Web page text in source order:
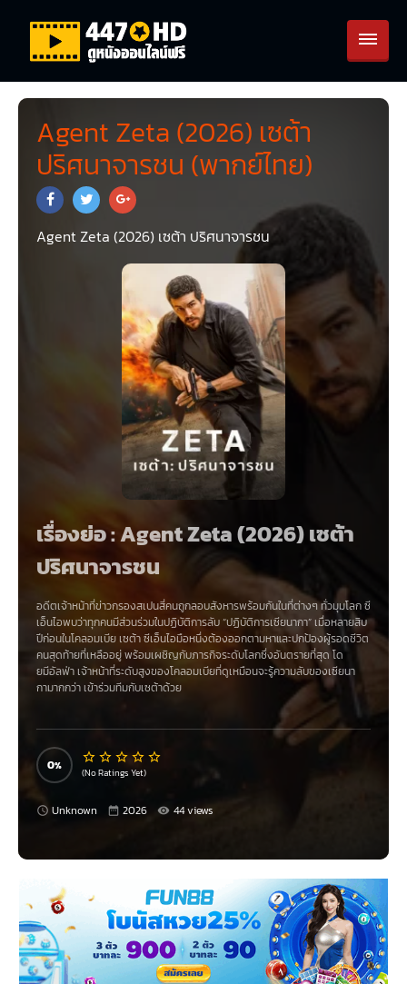
Agent Zeta (2026) เซต้า
ปริศนาจารชน (พากย์ไทย)
Agent Zeta (2026) เซต้า ปริศนาจารชน
เรื่องย่อ : Agent Zeta (2026) เซต้า
ปริศนาจารชน
อดีตเจ้าหน้าที่ข่าวกรองสเปนสี่คนถูกลอบสังหารพร้อมกันในที่ต่างๆ ทั่วมุมโลก ซี
เอ็นไอพบว่าทุกคนมีส่วนร่วมในปฏิบัติการลับ “ปฏิบัติการเซียนากา” เมื่อหลายสิบ
ปีก่อนในโคลอมเบีย เซต้า ซีเอ็นไอมือหนึ่งต้องออกตามหาและปกป้องผู้รอดชีวิต
คนสุดท้ายที่เหลืออยู่ พร้อมเผชิญกับภารกิจระดับโลกซึ่งอันตรายที่สุด โด
ยมีอัลฟ่า เจ้าหน้าที่ระดับสูงของโคลอมเบียที่ดูเหมือนจะรู้ความลับของเซียนา
กามากกว่า เข้าร่วมทีมกับเซต้าด้วย
0 (No Ratings Yet)
Unknown 2026 44 views